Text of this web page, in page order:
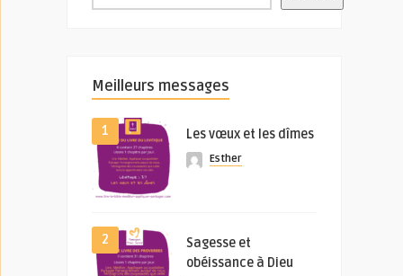
Meilleurs messages
1 Les vœux et les dîmes
Esther
2
Sagesse et
obéissance à Dieu